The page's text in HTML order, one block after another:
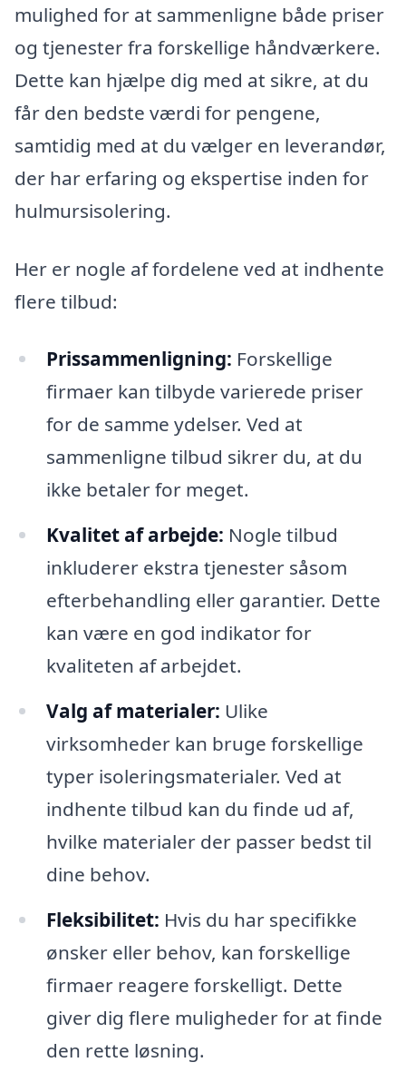
mulighed for at sammenligne både priser
og tjenester fra forskellige håndværkere.
Dette kan hjælpe dig med at sikre, at du
får den bedste værdi for pengene,
samtidig med at du vælger en leverandør,
der har erfaring og ekspertise inden for
hulmursisolering.
Her er nogle af fordelene ved at indhente
flere tilbud:
Prissammenligning: Forskellige
firmaer kan tilbyde varierede priser
for de samme ydelser. Ved at
sammenligne tilbud sikrer du, at du
ikke betaler for meget.
Kvalitet af arbejde: Nogle tilbud
inkluderer ekstra tjenester såsom
efterbehandling eller garantier. Dette
kan være en god indikator for
kvaliteten af arbejdet.
Valg af materialer: Ulike
virksomheder kan bruge forskellige
typer isoleringsmaterialer. Ved at
indhente tilbud kan du finde ud af,
hvilke materialer der passer bedst til
dine behov.
Fleksibilitet: Hvis du har specifikke
ønsker eller behov, kan forskellige
firmaer reagere forskelligt. Dette
giver dig flere muligheder for at finde
den rette løsning.